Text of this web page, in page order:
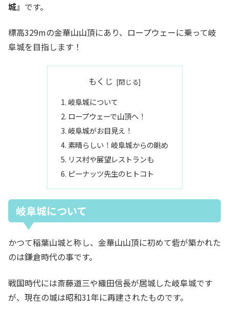
城』 です。
標高329mの金華山山頂にあり、ロープウェーに乗って岐
阜城を目指します！
もくじ
岐阜城について
ロープウェーで山頂へ！
岐阜城がお目見え！
素晴らしい！岐阜城からの眺め
リス村や展望レストランも
ピーナッツ先生のヒトコト
岐阜城について
かつて稲葉山城と称し、金華山山頂に初めて砦が築かれた
のは鎌倉時代の事です。
戦国時代には斎藤道三や織田信長が居城した岐阜城です
が、現在の城は昭和31年に再建されたものです。